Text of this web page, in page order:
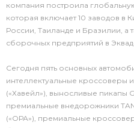
компания построила
которая включает 10 заводов в
России, Таиланде и Бразилии, а
сборочных предприятий в
Сегодня пять основных
интеллектуальные кроссоверы
(«Хавейл»), выносливые пикапы
премиальные внедорожники
(«ОРА»), премиальные